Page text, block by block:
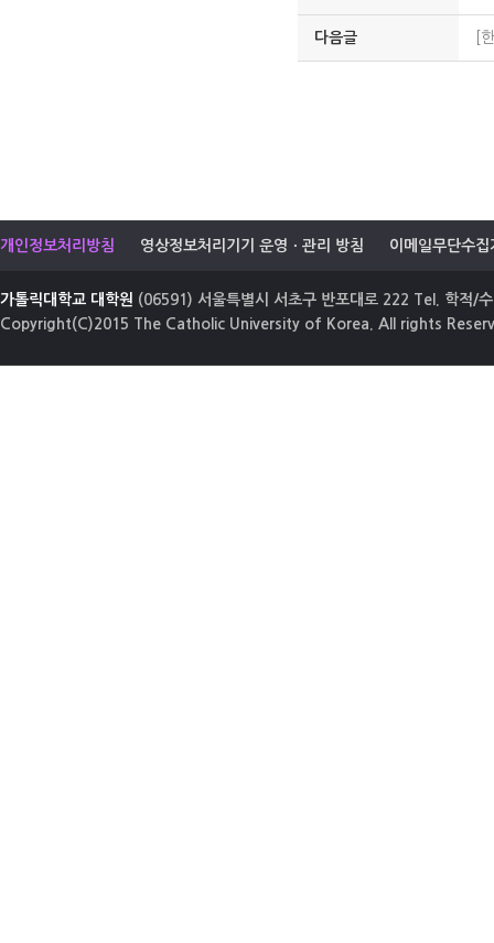
다음글 [
개인정보처리방침 영상정보처리기기 운영ㆍ관리 방침 이메일무단수집
가톨릭대학교 대학원 (06591) 서울특별시 서초구 반포대로 222 Tel. 학적/
Copyright(C)2015 The Catholic University of Korea. All rights